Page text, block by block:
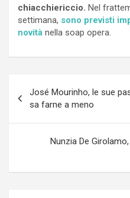
chiacchiericcio. Nel
settimana, sono previsti
novità nella soap opera.
articoli
José Mourinho, le sue
sa farne a meno
Nunzia De